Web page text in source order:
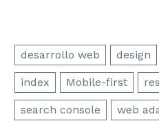
desarrollo web design
index Mobile-first
search console web